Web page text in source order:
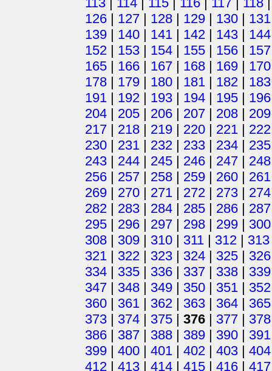
126 | 127 | 128 | 129 | 130 | 131
139 | 140 | 141 | 142 | 143 | 144
152 | 153 | 154 | 155 | 156 | 157
165 | 166 | 167 | 168 | 169 | 170
178 | 179 | 180 | 181 | 182 | 183
191 | 192 | 193 | 194 | 195 | 196
204 | 205 | 206 | 207 | 208 | 209
217 | 218 | 219 | 220 | 221 | 222
230 | 231 | 232 | 233 | 234 | 235
243 | 244 | 245 | 246 | 247 | 248
256 | 257 | 258 | 259 | 260 | 261
269 | 270 | 271 | 272 | 273 | 274
282 | 283 | 284 | 285 | 286 | 287
295 | 296 | 297 | 298 | 299 | 300
308 | 309 | 310 | 311 | 312 | 313
321 | 322 | 323 | 324 | 325 | 326
334 | 335 | 336 | 337 | 338 | 339
347 | 348 | 349 | 350 | 351 | 352
360 | 361 | 362 | 363 | 364 | 365
373 | 374 | 375 | 376 | 377 | 378
386 | 387 | 388 | 389 | 390 | 391
399 | 400 | 401 | 402 | 403 | 404
412 | 413 | 414 | 415 | 416 | 417